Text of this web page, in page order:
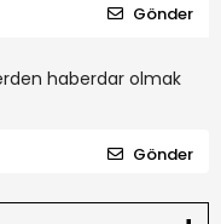
Gönder
haberdar olmak
Gönder